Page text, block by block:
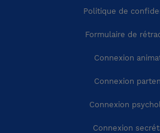
Région Provence-Corrèze (19)
Côtes-d'Armor
Politique de
Formulaire de
Connexion
Connexion
Connexion
Connexion